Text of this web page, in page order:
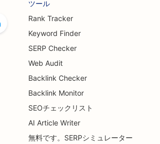
ツール
Rank Tracker
Keyword Finder
SERP Checker
Web Audit
Backlink Checker
Backlink Monitor
SEOチェックリスト
AI Article Writer
無料です。SERPシミュレーター